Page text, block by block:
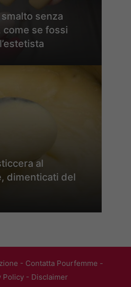
senza
come se fossi
al
dimenticati del
- Contatta Pourfemme -
Policy- Disclaimer